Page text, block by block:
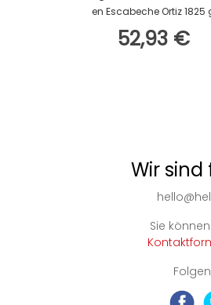
en Escabeche Ortiz 1825
52,93 €
Wir sind
Sie